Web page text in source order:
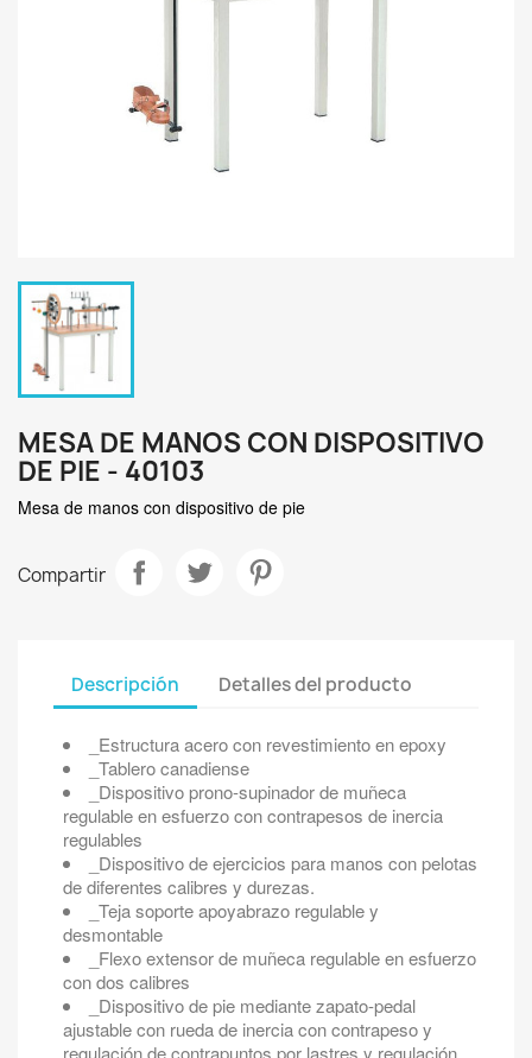
MESA DE MANOS CON DISPOSITIVO
DE PIE - 40103
Mesa de manos con dispositivo de pie
Compartir
Descripción Detalles del producto
_Estructura acero con revestimiento en epoxy
_Tablero canadiense
_Dispositivo prono-supinador de muñeca
regulable en esfuerzo con contrapesos de inercia
regulables
_Dispositivo de ejercicios para manos con pelotas
de diferentes calibres y durezas.
_Teja soporte apoyabrazo regulable y
desmontable
_Flexo extensor de muñeca regulable en esfuerzo
con dos calibres
_Dispositivo de pie mediante zapato-pedal
ajustable con rueda de inercia con contrapeso y
regulación de contrapuntos por lastres y regulación